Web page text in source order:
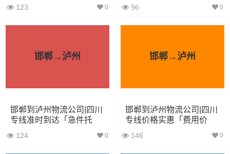
17.5米货车 130立方 33吨 17.5×3×2.8
其他货主物流经验分享
123 0 96 0
邯郸→泸州
邯郸到泸州物流公司|四川
专线准时到达「急件托
124 0
邯郸→泸州
邯郸到泸州物流公司|四川
专线价格实惠「费用价
146 0